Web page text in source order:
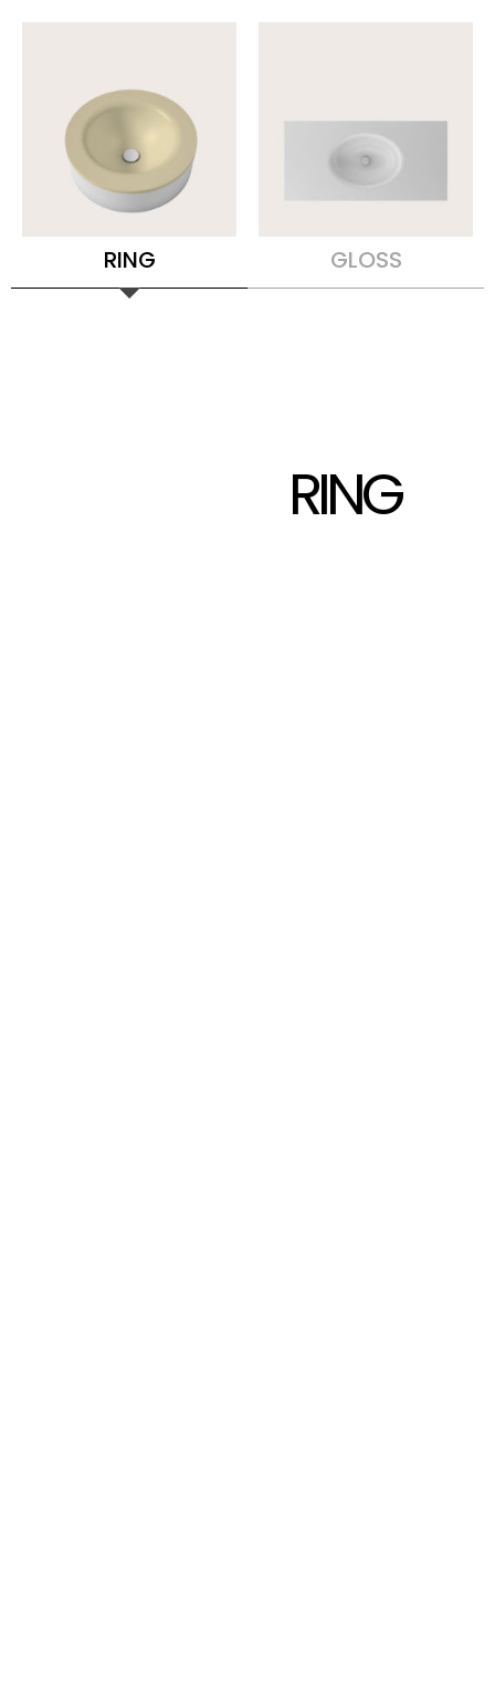
RING GLOSS
RING